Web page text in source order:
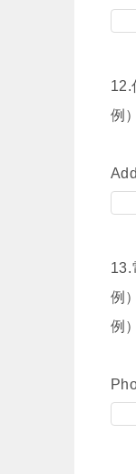
12.
例
13.
例
例